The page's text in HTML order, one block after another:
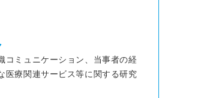
コミュニケーション、当事者の経
医療関連サービス等に関する研究